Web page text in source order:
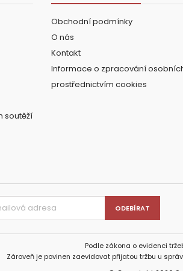
soutěží
Obchodní podmínky
O nás
Kontakt
Informace o zpracování
prostřednictvím cookies
Podle zákona o evidenci
Zároveň je povinen zaevidovat přijatou tržbu u